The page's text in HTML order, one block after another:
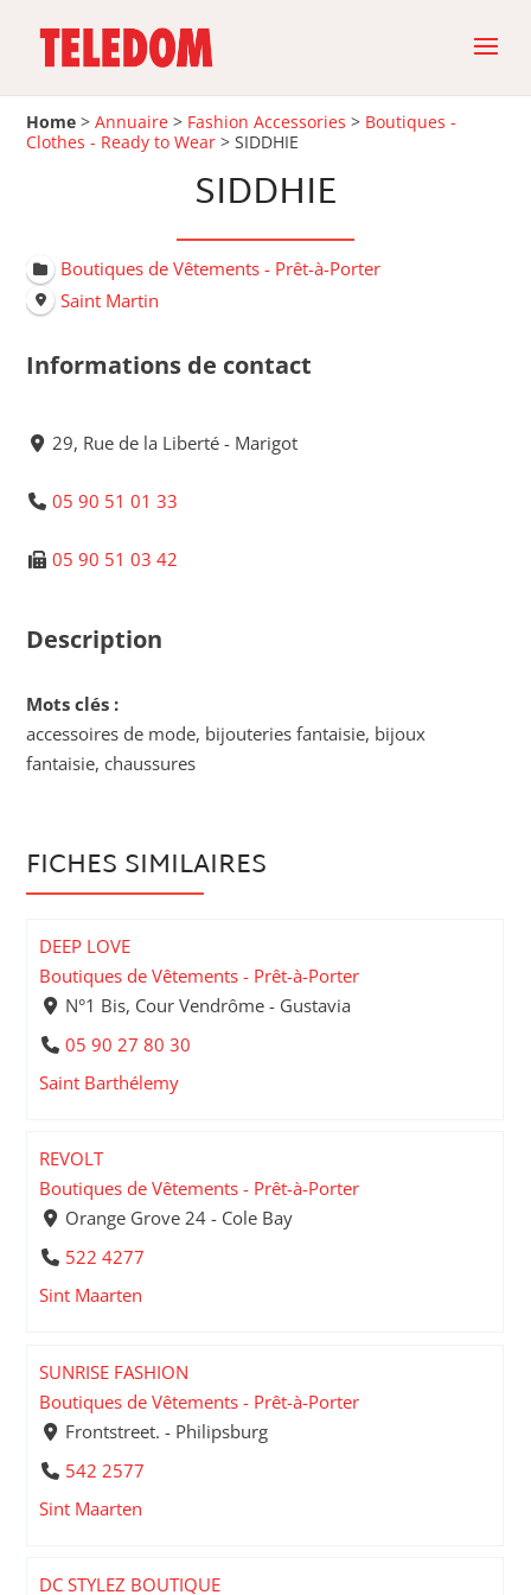
Home >Annuaire > Fashion Accessories > Boutiques -
Clothes - Ready to Wear >SIDDHIE
SIDDHIE
Boutiques de Vêtements - Prêt-à-Porter
Saint Martin
Informations de contact
29, Rue de la Liberté - Marigot
05 90 51 01 33
05 90 51 03 42
Description
Mots clés :
accessoires de mode, bijouteries fantaisie, bijoux
fantaisie, chaussures
FICHES SIMILAIRES
DEEP LOVE
Boutiques de Vêtements - Prêt-à-Porter
N°1 Bis, Cour Vendrôme - Gustavia
05 90 27 80 30
Saint Barthélemy
REVOLT
Boutiques de Vêtements - Prêt-à-Porter
Orange Grove 24 - Cole Bay
522 4277
Sint Maarten
SUNRISE FASHION
Boutiques de Vêtements - Prêt-à-Porter
Frontstreet. - Philipsburg
542 2577
Sint Maarten
DC STYLEZ BOUTIQUE